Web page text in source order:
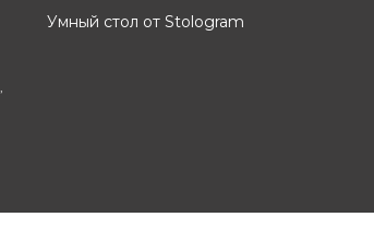
Умный стол от Stologram